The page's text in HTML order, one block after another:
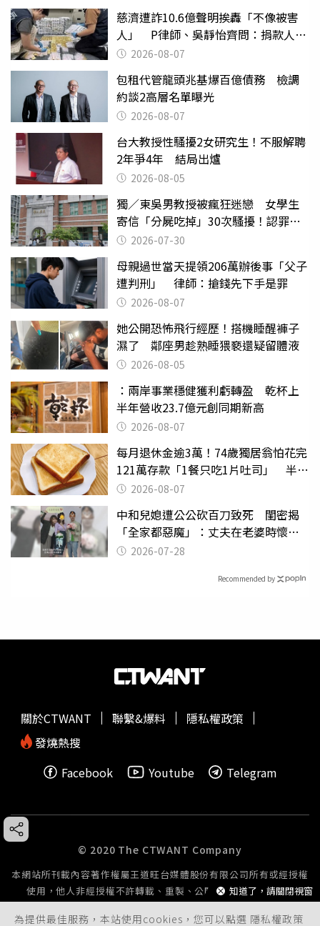
慈濟遭詐10.6億聲明挨轟「不像被害
人」 P律師、吳靜怡齊問：捐款人有
權知道真相
2026-08-07
包租代管龍頭兆基爆百億債務 檢調
約談2高層名單曝光
2026-08-07
台大教授性騷擾2女研究生！不服解聘
2年爭4年 結局出爐
2026-08-05
獨／東吳男教授被瘋狂迷戀 女學生
寄信「分屍吃掉」30次騷擾！認罪免
關 2026-07-30
母親過世當天提領206萬辦後事「父子
遭判刑」 律師：搶錢先下手是罪
2026-08-07
她公開恐怖飛行經歷！搭機睡醒褲子
濕了 鄰座男趁熟睡猥褻還疑留體液
2026-08-05
：兩岸事業穩健獲利虧轉盈 乾杯上
半年營收23.7億元創同期新高
2026-08-07
每月退休金逾3萬！74歲獨居翁怕花完
121萬存款「1餐只吃1片吐司」 半年
後暴瘦嚇壞女兒
2026-08-07
中和兒媳遭公公砍百刀致死 閨密揭
「全家都惡魔」：丈夫在老婆時懷孕
摔東西
2026-07-28
Recommended by
為提供最佳服務，本站使用cookies，您可以點選 隱私權政策
知道了，請關閉視窗
關於CTWANT 聯繫&爆料
隱私權政策
發燒熱搜
Facebook
Youtube Telegram
© 2020 The CTWANT Company
本網站所刊載內容著作權屬王道旺台媒體股份有限公司所有或經授權
使用，他人非經授權不許轉載、重製、公開播送或公開傳輸。